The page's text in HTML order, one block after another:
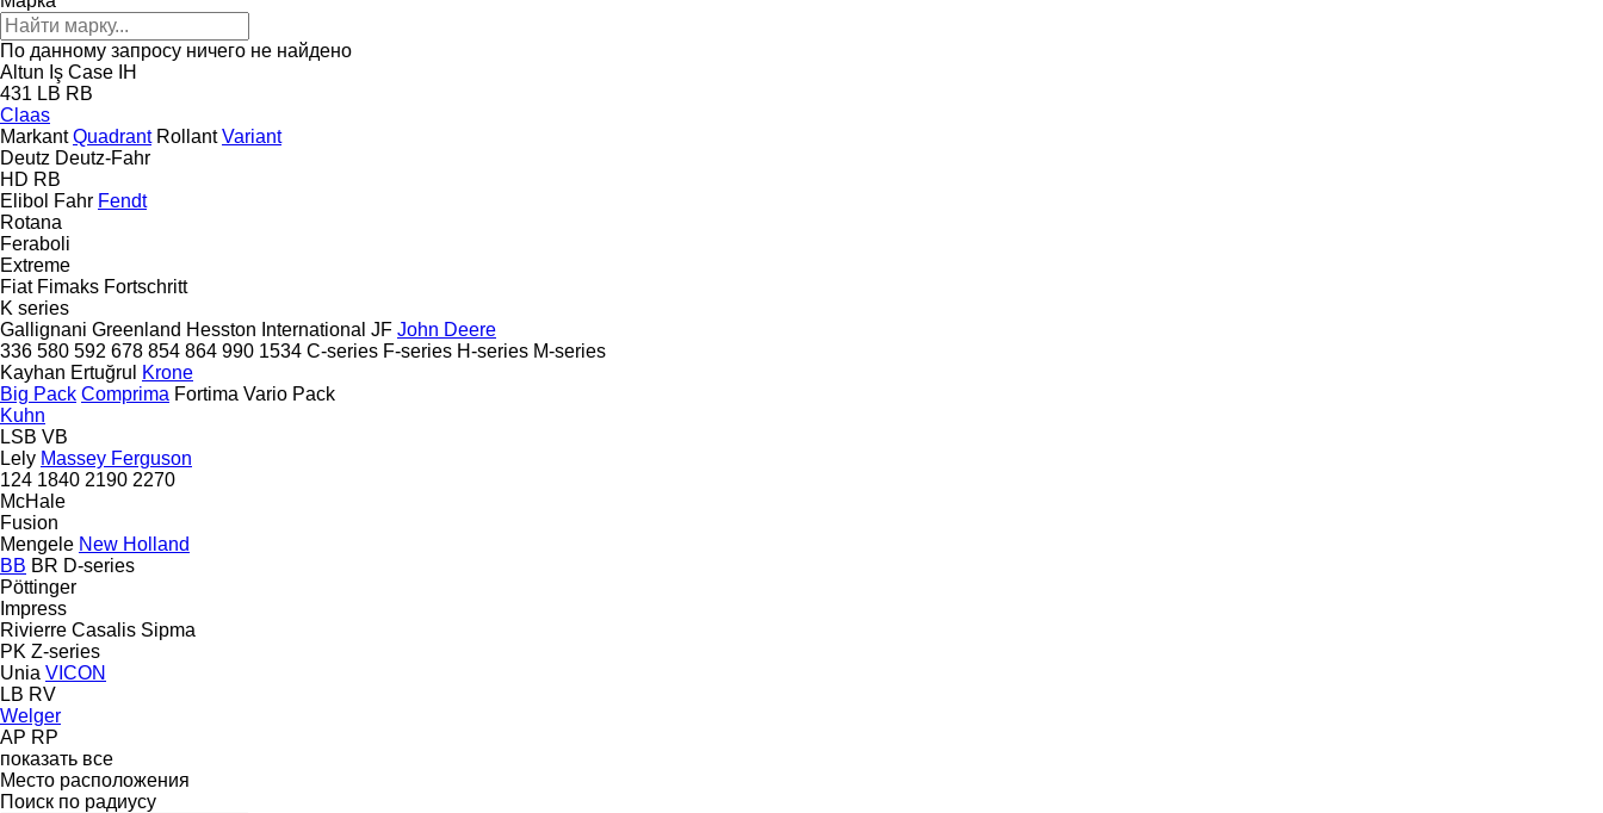
По данному запросу ничего не найдено
Altun Iş Case IH
431 LB RB
Claas
Markant Quadrant Rollant Variant
Deutz Deutz-Fahr
HD RB
Elibol Fahr Fendt
Rotana
Feraboli
Extreme
Fiat Fimaks Fortschritt
K series
Gallignani Greenland Hesston International JF John Deere
336 580 592 678 854 864 990 1534 C-series F-series H-series M-series
Kayhan Ertuğrul
Krone
Big Pack Comprima Fortima Vario Pack
Kuhn
LSB VB
Lely Massey Ferguson
124 1840 2190 2270
McHale
Fusion
Mengele New Holland
BB BR D-series
Pöttinger
Impress
Rivierre Casalis Sipma
PK Z-series
Unia VICON
LB RV
Welger
AP RP
показать все
Место расположения
Поиск по радиусу